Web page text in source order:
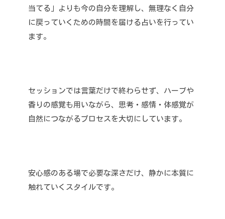
当てる」よりも今の自分を理解し、無理なく自分
に戻っていくための時間を届ける占いを行ってい
ます。
セッションでは言葉だけで終わらせず、ハーブや
香りの感覚も用いながら、思考・感情・体感覚が
自然につながるプロセスを大切にしています。
安心感のある場で必要な深さだけ、静かに本質に
触れていくスタイルです。